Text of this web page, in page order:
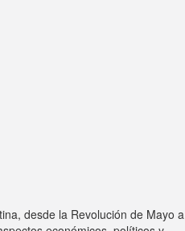
desde la Revolución de Mayo a